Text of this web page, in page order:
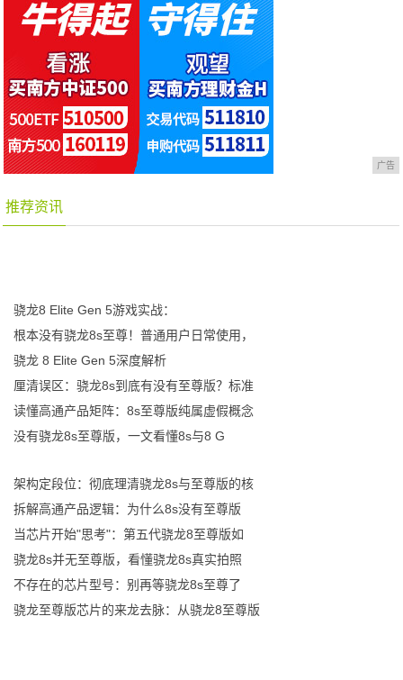
广告
推荐资讯
骁龙8 Elite Gen 5游戏实战：
根本没有骁龙8s至尊！普通用户日常使用，
骁龙 8 Elite Gen 5深度解析
厘清误区：骁龙8s到底有没有至尊版？标准
读懂高通产品矩阵：8s至尊版纯属虚假概念
没有骁龙8s至尊版，一文看懂8s与8 G
架构定段位：彻底理清骁龙8s与至尊版的核
拆解高通产品逻辑：为什么8s没有至尊版
当芯片开始"思考"：第五代骁龙8至尊版如
骁龙8s并无至尊版，看懂骁龙8s真实拍照
不存在的芯片型号：别再等骁龙8s至尊了
骁龙至尊版芯片的来龙去脉：从骁龙8至尊版